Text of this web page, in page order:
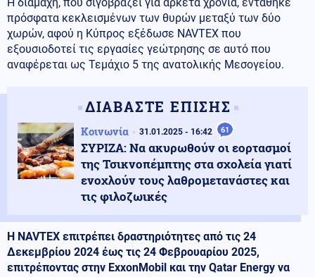
πρόσφατα κεκλεισμένων των θυρών μεταξύ των δύο
χωρών, αφού η Κύπρος εξέδωσε NAVTEX που
εξουσιοδοτεί τις εργασίες γεώτρησης σε αυτό που
αναφέρεται ως Τεμάχιο 5 της ανατολικής Μεσογείου.
ΔΙΑΒΑΣΤΕ ΕΠΙΣΗΣ
Κοινωνία 31.01.2025 - 16:42 61
ΣΥΡΙΖΑ: Να ακυρωθούν οι εορτασμοί
της Τσικνοπέμπτης στα σχολεία γιατί
ενοχλούν τους λαθρομετανάστες και
τις φιλοζωικές
Η NAVTEX επιτρέπει δραστηριότητες από τις 24
Δεκεμβρίου 2024 έως τις 24 Φεβρουαρίου 2025,
επιτρέποντας στην ExxonMobil και την Qatar Energy να